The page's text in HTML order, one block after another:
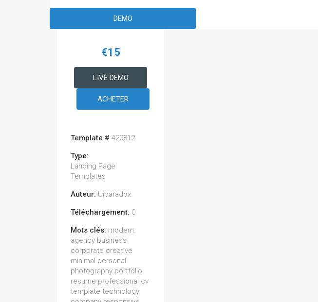
DEMO
€15
LIVE DEMO
ACHETER
Template # 420812
Type:
Landing Page
Templates
Auteur: Uiparadox
Téléchargement: 0
Mots clés: modern
agency business
corporate creative
minimal personal
photography portfolio
resume professional cv
template technology